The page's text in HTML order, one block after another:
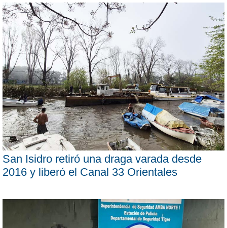
San Isidro retiró una draga varada desde
2016 y liberó el Canal 33 Orientales